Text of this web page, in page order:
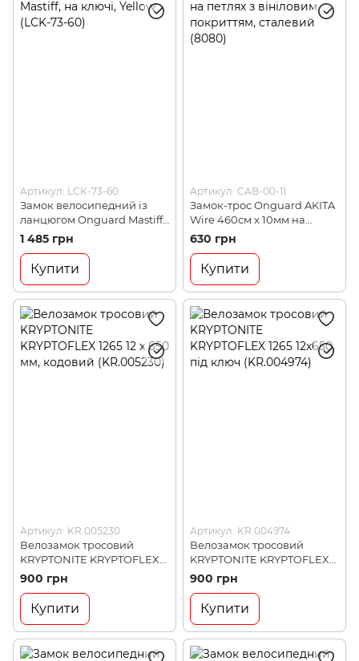
Артикул: LCK-73-60
Замок велосипедний із
ланцюгом Onguard Mastiff,
на ключі, Yellow (LCK-73-60)
1 485 грн
Купити
Артикул: CAB-00-11
Замок-трос Onguard AKITA
Wire 460см х 10мм на
петлях з вініловим
покриттям, сталевий
(8080)
630 грн
Купити
Артикул: KR.005230
Велозамок тросовий
KRYPTONITE KRYPTOFLEX
1265 12 x 650 мм, кодовий
(KR.005230)
900 грн
Купити
Артикул: KR.004974
Велозамок тросовий
KRYPTONITE KRYPTOFLEX
1265 12x650, під ключ
(KR.004974)
900 грн
Купити